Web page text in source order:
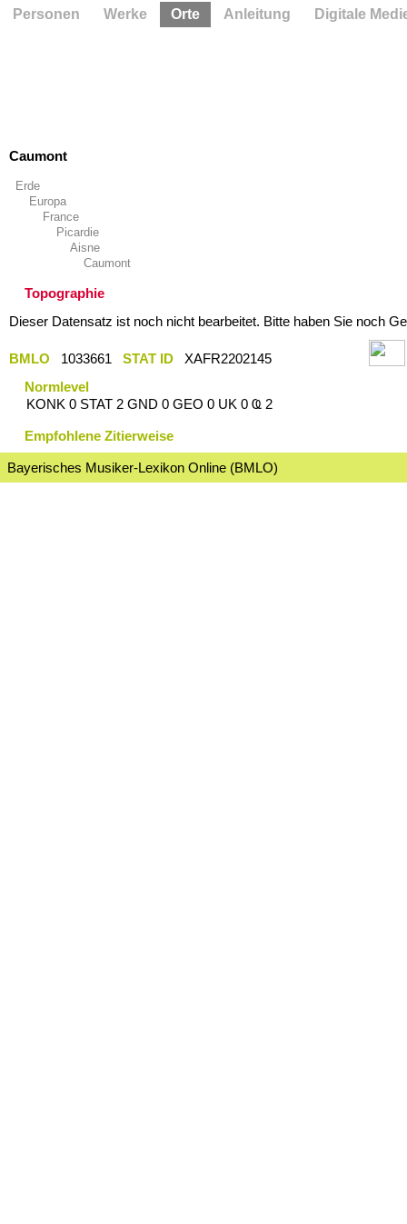
Caumont
Erde
Europa
France
Picardie
Aisne
Caumont
Topographie
Dieser Datensatz ist noch nicht bearbeitet. Bitte haben Sie noch
BMLO 1033661 STAT ID
XAFR2202145
Normlevel
KONK 0 STAT 2 GND 0 GEO 0 UK 0 Ҩ 2
Empfohlene Zitierweise
Bayerisches Musiker-Lexikon Online (BMLO)
Personen Werke Orte Anleitung Digitale